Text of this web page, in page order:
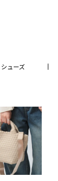
シューズ